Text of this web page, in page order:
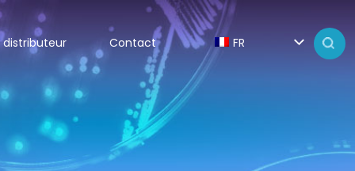
distributeur Contact FR